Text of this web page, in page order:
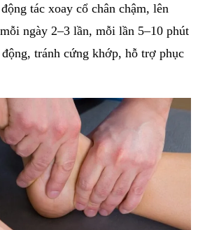
tác xoay cổ chân chậm, lên
ngày 2–3 lần, mỗi lần 5–10 phút
tránh cứng khớp, hỗ trợ phục